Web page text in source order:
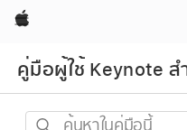
Apple
คู่มือผู้ใช้ Keynote ส
ค้นหา